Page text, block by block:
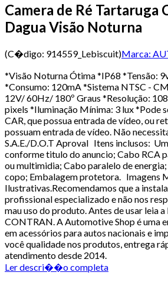
Camera de Ré Tartaruga
Dagua Visão Noturna
(C�digo: 914559_Lebiscuit)Marca:
*Visão Noturna Ótima *IP68 *Tensão:
*Consumo: 120mA *Sistema NTSC -
12V/ 60Hz/ 180º Graus *Resolução:
pixels *Iluminação Mínima: 3 lux *Pode
CAR, que possua entrada de vídeo, ou
possuam entrada de vídeo. Não
S.A.E./D.O.T Aproval Itens inclusos:
conforme titulo do anuncio; Cabo RCA
ou multimidia; Cabo paralelo de
copo; Embalagem protetora. Imagens
Ilustrativas.Recomendamos que a
profissional especializado e não nos
mau uso do produto. Antes de usar leia a
CONTRAN. A Automotive Shop é uma
em acessórios para autos nacionais e
você qualidade nos produtos, entrega
atendimento desde 2014.
Ler descri��o completa